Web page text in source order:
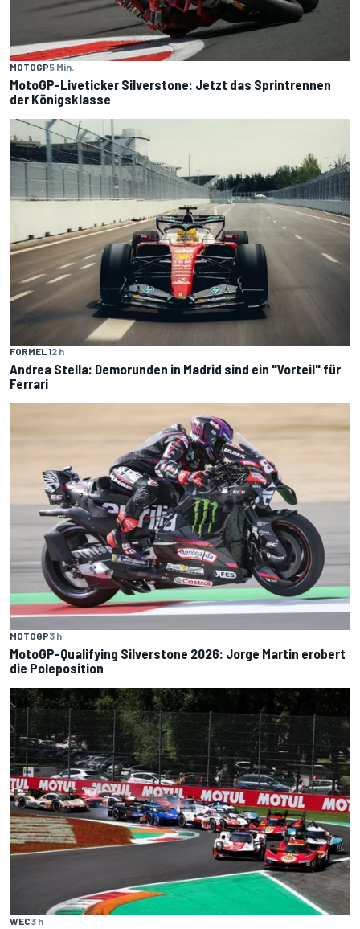
MOTOGP5 Min.
MotoGP-Liveticker Silverstone: Jetzt das Sprintrennen
der Königsklasse
FORMEL 12 h
Andrea Stella: Demorunden in Madrid sind ein "Vorteil" für
Ferrari
MOTOGP3 h
MotoGP-Qualifying Silverstone 2026: Jorge Martin erobert
die Poleposition
WEC3 h